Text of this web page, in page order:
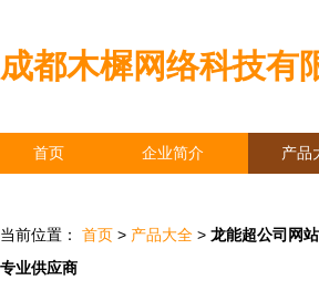
成都木樨网络科技有
首页 企业简介 产品
当前位置： 首页 > 产品大全 > 龙能超公司网
专业供应商